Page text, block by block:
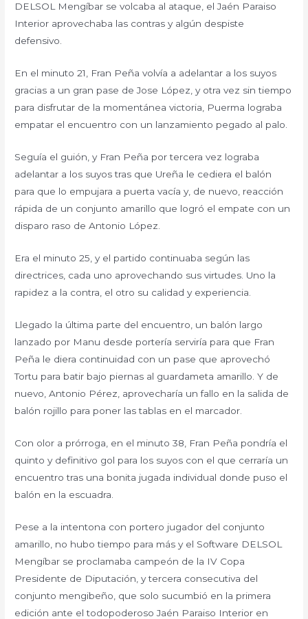
DELSOL Mengíbar se volcaba al ataque, el Jaén Paraiso
Interior aprovechaba las contras y algún despiste
defensivo.
En el minuto 21, Fran Peña volvía a adelantar a los suyos
gracias a un gran pase de Jose López, y otra vez sin tiempo
para disfrutar de la momentánea victoria, Puerma lograba
empatar el encuentro con un lanzamiento pegado al palo.
Seguía el guión, y Fran Peña por tercera vez lograba
adelantar a los suyos tras que Ureña le cediera el balón
para que lo empujara a puerta vacía y, de nuevo, reacción
rápida de un conjunto amarillo que logró el empate con un
disparo raso de Antonio López.
Era el minuto 25, y el partido continuaba según las
directrices, cada uno aprovechando sus virtudes. Uno la
rapidez a la contra, el otro su calidad y experiencia.
Llegado la última parte del encuentro, un balón largo
lanzado por Manu desde portería serviría para que Fran
Peña le diera continuidad con un pase que aprovechó
Tortu para batir bajo piernas al guardameta amarillo. Y de
nuevo, Antonio Pérez, aprovecharía un fallo en la salida de
balón rojillo para poner las tablas en el marcador.
Con olor a prórroga, en el minuto 38, Fran Peña pondría el
quinto y definitivo gol para los suyos con el que cerraría un
encuentro tras una bonita jugada individual donde puso el
balón en la escuadra.
Pese a la intentona con portero jugador del conjunto
amarillo, no hubo tiempo para más y el Software DELSOL
Mengíbar se proclamaba campeón de la IV Copa
Presidente de Diputación, y tercera consecutiva del
conjunto mengibeño, que solo sucumbió en la primera
edición ante el todopoderoso Jaén Paraiso Interior en